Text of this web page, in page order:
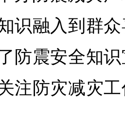
识融入到群
防震安全知
注防灾减灾